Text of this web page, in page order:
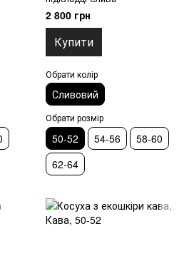
2 800 грн
Купити
Обрати колір
Сливовий
Обрати розмір
50-52 54-56
58-60
62-64